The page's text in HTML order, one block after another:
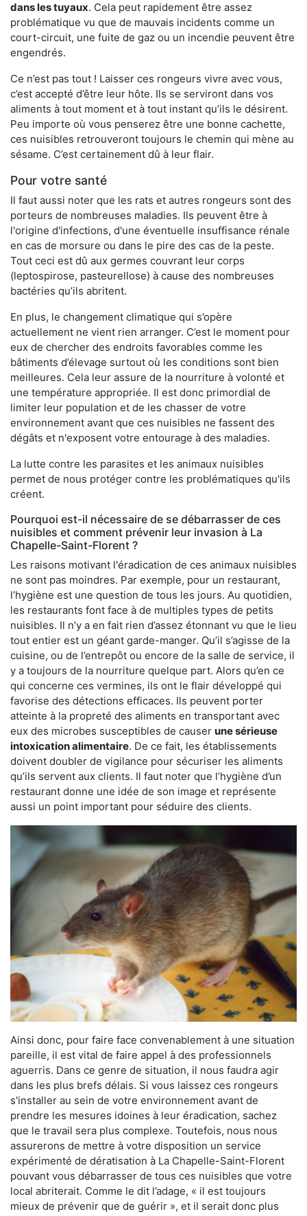
dans les tuyaux. Cela peut rapidement être assez
problématique vu que de mauvais incidents comme un
court-circuit, une fuite de gaz ou un incendie peuvent être
engendrés.
Ce n’est pas tout ! Laisser ces rongeurs vivre avec vous,
c’est accepté d’être leur hôte. Ils se serviront dans vos
aliments à tout moment et à tout instant qu’ils le désirent.
Peu importe où vous penserez être une bonne cachette,
ces nuisibles retrouveront toujours le chemin qui mène au
sésame. C’est certainement dû à leur flair.
Pour votre santé
Il faut aussi noter que les rats et autres rongeurs sont des
porteurs de nombreuses maladies. Ils peuvent être à
l'origine d'infections, d'une éventuelle insuffisance rénale
en cas de morsure ou dans le pire des cas de la peste.
Tout ceci est dû aux germes couvrant leur corps
(leptospirose, pasteurellose) à cause des nombreuses
bactéries qu’ils abritent.
En plus, le changement climatique qui s’opère
actuellement ne vient rien arranger. C’est le moment pour
eux de chercher des endroits favorables comme les
bâtiments d’élevage surtout où les conditions sont bien
meilleures. Cela leur assure de la nourriture à volonté et
une température appropriée. Il est donc primordial de
limiter leur population et de les chasser de votre
environnement avant que ces nuisibles ne fassent des
dégâts et n'exposent votre entourage à des maladies.
La lutte contre les parasites et les animaux nuisibles
permet de nous protéger contre les problématiques qu'ils
créent.
Pourquoi est-il nécessaire de se débarrasser de ces
nuisibles et comment prévenir leur invasion à La
Chapelle-Saint-Florent ?
Les raisons motivant l'éradication de ces animaux nuisibles
ne sont pas moindres. Par exemple, pour un restaurant,
l’hygiène est une question de tous les jours. Au quotidien,
les restaurants font face à de multiples types de petits
nuisibles. Il n’y a en fait rien d’assez étonnant vu que le lieu
tout entier est un géant garde-manger. Qu’il s’agisse de la
cuisine, ou de l’entrepôt ou encore de la salle de service, il
y a toujours de la nourriture quelque part. Alors qu’en ce
qui concerne ces vermines, ils ont le flair développé qui
favorise des détections efficaces. Ils peuvent porter
atteinte à la propreté des aliments en transportant avec
eux des microbes susceptibles de causer une sérieuse
intoxication alimentaire. De ce fait, les établissements
doivent doubler de vigilance pour sécuriser les aliments
qu’ils servent aux clients. Il faut noter que l’hygiène d’un
restaurant donne une idée de son image et représente
aussi un point important pour séduire des clients.
Ainsi donc, pour faire face convenablement à une situation
pareille, il est vital de faire appel à des professionnels
aguerris. Dans ce genre de situation, il nous faudra agir
dans les plus brefs délais. Si vous laissez ces rongeurs
s'installer au sein de votre environnement avant de
prendre les mesures idoines à leur éradication, sachez
que le travail sera plus complexe. Toutefois, nous nous
assurerons de mettre à votre disposition un service
expérimenté de dératisation à La Chapelle-Saint-Florent
pouvant vous débarrasser de tous ces nuisibles que votre
local abriterait. Comme le dit l’adage, « il est toujours
mieux de prévenir que de guérir », et il serait donc plus